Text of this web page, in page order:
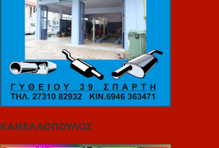
ΚΑΝΕΛΛΟΠΟΥΛΟΣ